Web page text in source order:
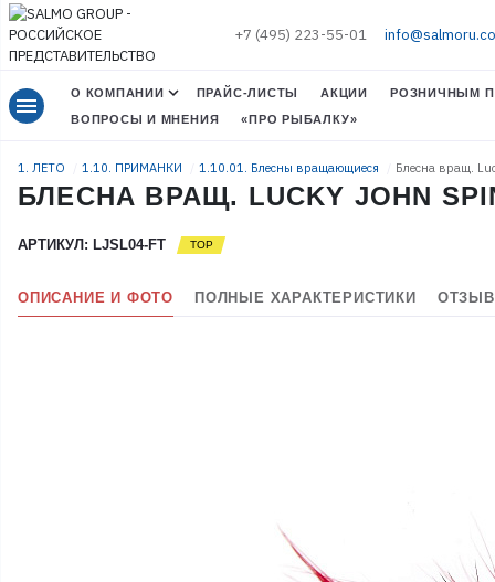
+7 (495) 223-55-01
menu О КОМПАНИИ ПРАЙС-ЛИСТЫ АКЦИИ
РОЗНИЧНЫМ
ВОПРОСЫ И МНЕНИЯ
«ПРО РЫБАЛКУ»
1. ЛЕТО 1.10. ПРИМАНКИ 1.10.01. Блесны вращающиеся Блесна вращ.
БЛЕСНА ВРАЩ. LUCKY JOHN
АРТИКУЛ: LJSL04-FT
ОПИСАНИЕ И ФОТО ПОЛНЫЕ ХАРАКТЕРИСТИКИ